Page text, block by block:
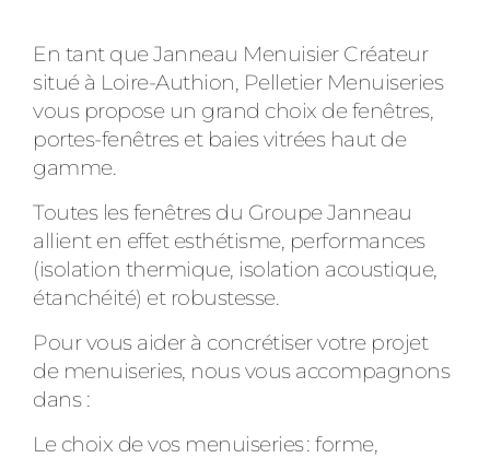
En tant que Janneau Menuisier Créateur
situé à Loire-Authion, Pelletier Menuiseries
vous propose un grand choix de fenêtres,
portes-fenêtres et baies vitrées haut de
gamme.
Toutes les fenêtres du Groupe Janneau
allient en effet esthétisme, performances
(isolation thermique, isolation acoustique,
étanchéité) et robustesse.
Pour vous aider à concrétiser votre projet
de menuiseries, nous vous accompagnons
dans :
Le choix de vos menuiseries : forme,